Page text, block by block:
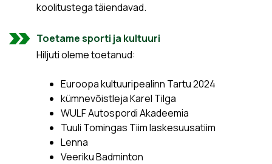
koolitustega täiendavad.
Toetame sporti ja kultuuri
Hiljuti oleme toetanud:
Euroopa kultuuripealinn Tartu 2024
kümnevõistleja Karel Tilga
WULF Autospordi Akadeemia
Tuuli Tomingas Tiim laskesuusatiim
Lenna
Veeriku Badminton